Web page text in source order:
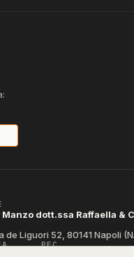
dott.ssa Raffaella &
de Liguori 52, 80141 Napoli
PEC